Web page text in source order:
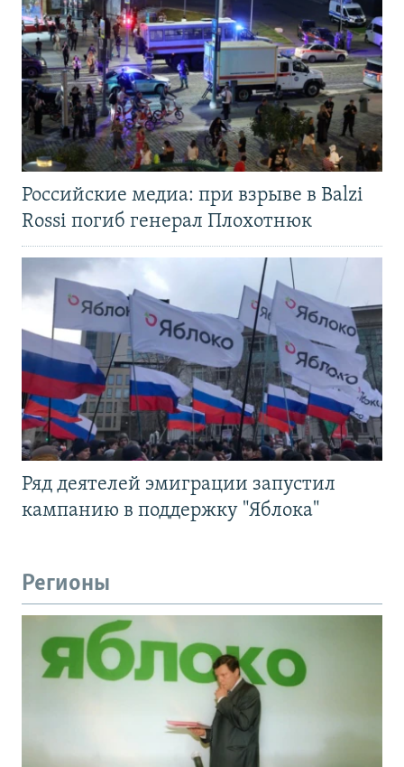
Российские медиа: при взрыве в Balzi
Rossi погиб генерал Плохотнюк
Ряд деятелей эмиграции запустил
кампанию в поддержку "Яблока"
Регионы